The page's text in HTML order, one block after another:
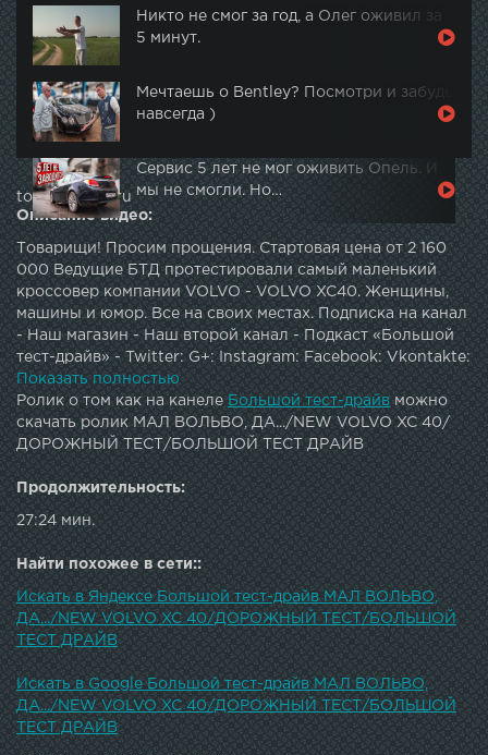
Никто не смог за год, а Олег оживил за
5 минут.
Мечтаешь о Bentley? Посмотри и забудь
навсегда )
Сервис 5 лет не мог оживить Опель. И
мы не смогли. Но…
topautotube.ru
Описание видео:
Товарищи! Просим прощения. Стартовая цена от 2 160
000 Ведущие БТД протестировали самый маленький
кроссовер компании VOLVO - VOLVO XC40. Женщины,
машины и юмор. Все на своих местах. Подписка на канал
- Наш магазин - Наш второй канал - Подкаст «Большой
тест-драйв» - Twitter: G+: Instagram: Facebook: Vkontakte:
JOIN QUIZGROUP PARTNER PROGRAM:
Показать полностью
Ролик о том как на канеле Большой тест-драйвможно
скачать ролик МАЛ ВОЛЬВО, ДА.../NEW VOLVO XC 40/
ДОРОЖНЫЙ ТЕСТ/БОЛЬШОЙ ТЕСТ ДРАЙВ
Продолжительность:
27:24 мин.
Найти похожее в сети::
Искать в Яндексе Большой тест-драйв МАЛ ВОЛЬВО,
ДА.../NEW VOLVO XC 40/ДОРОЖНЫЙ ТЕСТ/БОЛЬШОЙ
ТЕСТ ДРАЙВ
Искать в Google Большой тест-драйв МАЛ ВОЛЬВО,
ДА.../NEW VOLVO XC 40/ДОРОЖНЫЙ ТЕСТ/БОЛЬШОЙ
ТЕСТ ДРАЙВ